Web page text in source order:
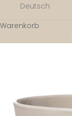
Deutsch
Warenkorb